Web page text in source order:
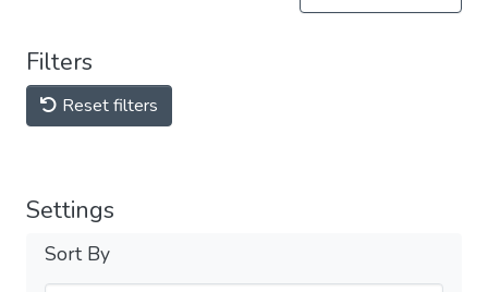
Filters
Reset filters
Settings
Sort By